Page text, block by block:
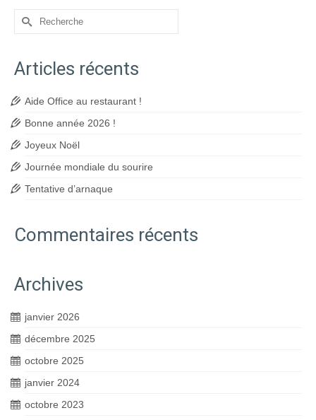
Rechercher :
Articles récents
Aide Office au restaurant !
Bonne année 2026 !
Joyeux Noël
Journée mondiale du sourire
Tentative d’arnaque
Commentaires récents
Archives
janvier 2026
décembre 2025
octobre 2025
janvier 2024
octobre 2023